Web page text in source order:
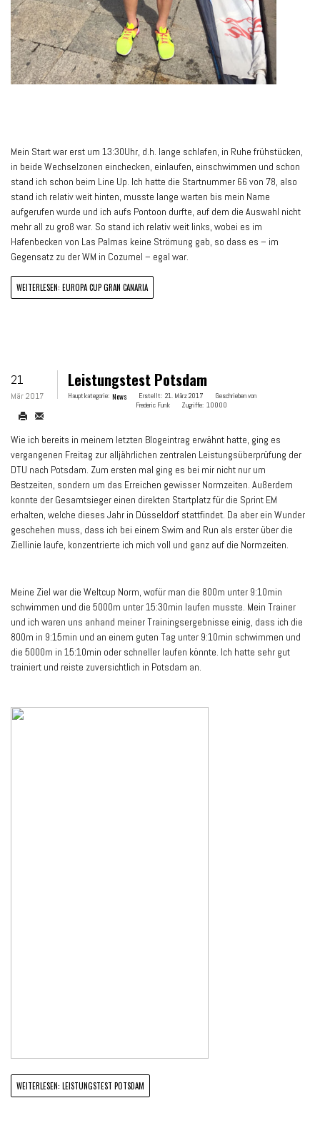
Mein Start war erst um 13:30Uhr, d.h. lange schlafen, in Ruhe frühstücken,
in beide Wechselzonen einchecken, einlaufen, einschwimmen und schon
stand ich schon beim Line Up. Ich hatte die Startnummer 66 von 78, also
stand ich relativ weit hinten, musste lange warten bis mein Name
aufgerufen wurde und ich aufs Pontoon durfte, auf dem die Auswahl nicht
mehr all zu groß war. So stand ich relativ weit links, wobei es im
Hafenbecken von Las Palmas keine Strömung gab, so dass es – im
Gegensatz zu der WM in Cozumel – egal war.
WEITERLESEN: EUROPA CUP GRAN CANARIA
21
Mär 2017
Leistungstest Potsdam
Hauptkategorie: News Erstellt: 21. März 2017
Geschrieben von
Frederic Funk
Zugriffe: 10000
Wie ich bereits in meinem letzten Blogeintrag erwähnt hatte, ging es
vergangenen Freitag zur alljährlichen zentralen Leistungsüberprüfung der
DTU nach Potsdam. Zum ersten mal ging es bei mir nicht nur um
Bestzeiten, sondern um das Erreichen gewisser Normzeiten. Außerdem
konnte der Gesamtsieger einen direkten Startplatz für die Sprint EM
erhalten, welche dieses Jahr in Düsseldorf stattfindet. Da aber ein Wunder
geschehen muss, dass ich bei einem Swim and Run als erster über die
Ziellinie laufe, konzentrierte ich mich voll und ganz auf die Normzeiten.
Meine Ziel war die Weltcup Norm, wofür man die 800m unter 9:10min
schwimmen und die 5000m unter 15:30min laufen musste. Mein Trainer
und ich waren uns anhand meiner Trainingsergebnisse einig, dass ich die
800m in 9:15min und an einem guten Tag unter 9:10min schwimmen und
die 5000m in 15:10min oder schneller laufen könnte. Ich hatte sehr gut
trainiert und reiste zuversichtlich in Potsdam an.
WEITERLESEN: LEISTUNGSTEST POTSDAM